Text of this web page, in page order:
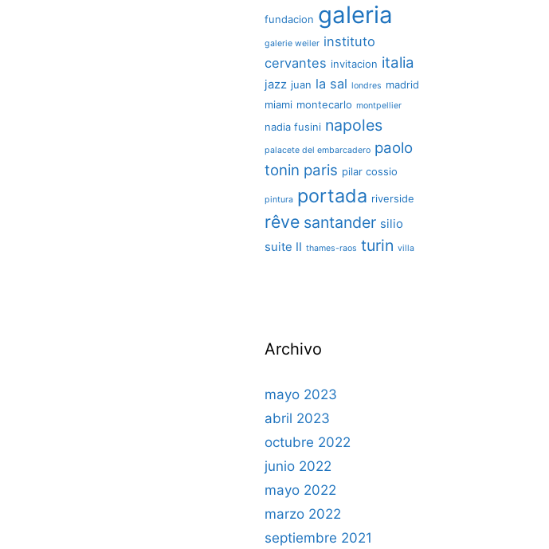
fundacion galeria
galerie weiler instituto
cervantes invitacion italia
jazz juan la sal londres madrid
miami montecarlo montpellier
nadia fusini napoles
palacete del embarcadero paolo
tonin paris pilar cossio
pintura portada riverside
rêve santander silio
suite II thames-raos turin villa
Archivo
mayo 2023
abril 2023
octubre 2022
junio 2022
mayo 2022
marzo 2022
septiembre 2021